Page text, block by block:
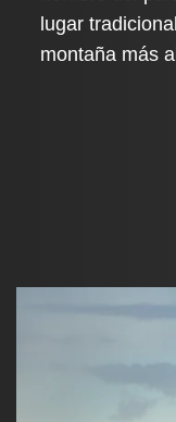
lugar
montaña más